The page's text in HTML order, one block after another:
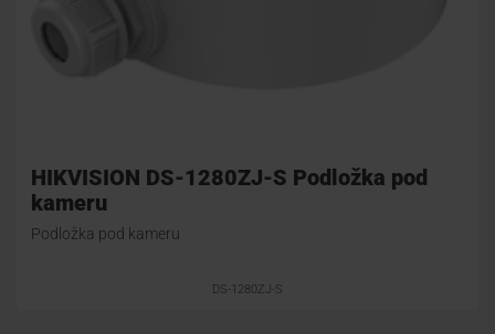
HIKVISION DS-1280ZJ-S Podložka pod
kameru
Podložka pod kameru
DS-1280ZJ-S